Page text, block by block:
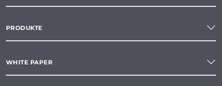
PRODUKTE
WHITE PAPER